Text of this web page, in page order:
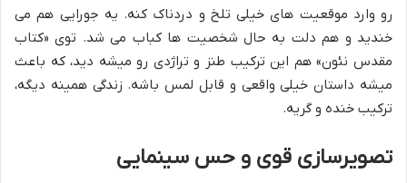
رو وارد موقعیت های خیلی تلخ و دردناک کنه. یه جورایی هم می
خندید و هم دلت به حال شخصیت ها کباب می شد. توی «کتاب
مقدس نئون» هم این ترکیب طنز و تراژدی رو میشه دید، که باعث
میشه داستان خیلی واقعی و قابل لمس باشه. زندگی همینه دیگه،
ترکیب خنده و گریه.
تصویرسازی قوی و حس سینمایی